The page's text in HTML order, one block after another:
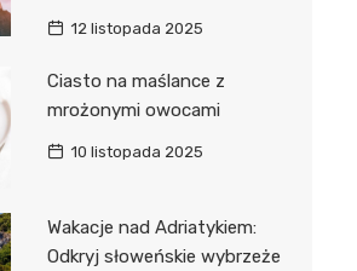
12 listopada 2025
Ciasto na maślance z
mrożonymi owocami
10 listopada 2025
Wakacje nad Adriatykiem:
Odkryj słoweńskie wybrzeże